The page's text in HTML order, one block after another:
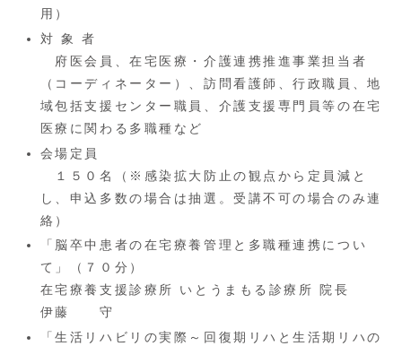
用）
対 象 者
府医会員、在宅医療・介護連携推進事業担当者
（コーディネーター）、訪問看護師、行政職員、地
域包括支援センター職員、介護支援専門員等の在宅
医療に関わる多職種など
会場定員
１５０名（※感染拡大防止の観点から定員減と
し、申込多数の場合は抽選。受講不可の場合のみ連
絡）
「脳卒中患者の在宅療養管理と多職種連携につい
て」（７０分）
在宅療養支援診療所 いとうまもる診療所 院長
伊藤 守
「生活リハビリの実際～回復期リハと生活期リハの